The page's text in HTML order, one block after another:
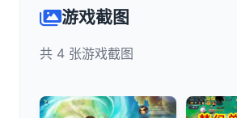
游戏截图
共 4 张游戏截图